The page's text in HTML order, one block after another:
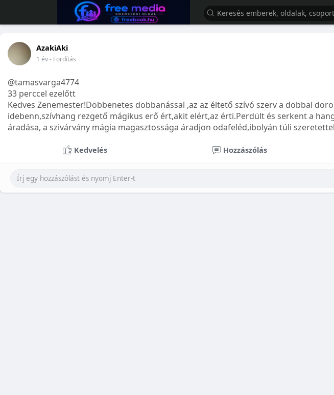
AzakiAki
1 év- Fordítás
@tamasvarga4774
33 perccel ezelőtt
Kedves Zenemester!Döbbenetes dobbanással ,az az éltető szívó szerv a dobbal
idebenn,szívhang rezgető mágikus erő ért,akit elért,az érti.Perdült és serkent a
áradása, a szivárvány mágia magasztossága áradjon odafeléd,ibolyán túli
Kedvelés Hozzászólás